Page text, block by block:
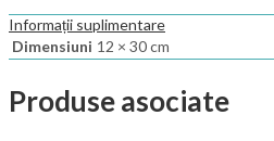
Informații suplimentare
Dimensiuni 12 × 30 cm
Produse asociate